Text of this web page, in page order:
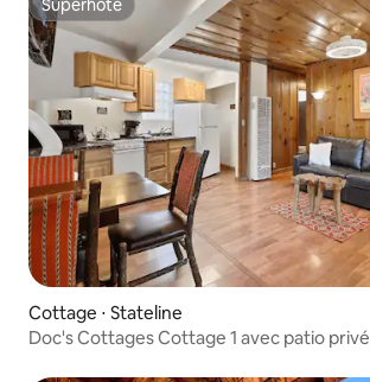
Superhôte
Superhôte
Cottage ⋅ Stateline
Doc's Cottages Cottage 1 avec patio privé